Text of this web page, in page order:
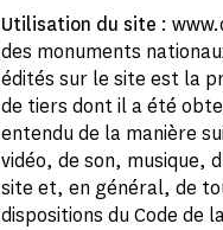
Utilisation du site :
des monuments
édités sur le site est la
de tiers dont il a été
entendu de la manière
vidéo, de son, musique,
site et, en général, de
dispositions du Code